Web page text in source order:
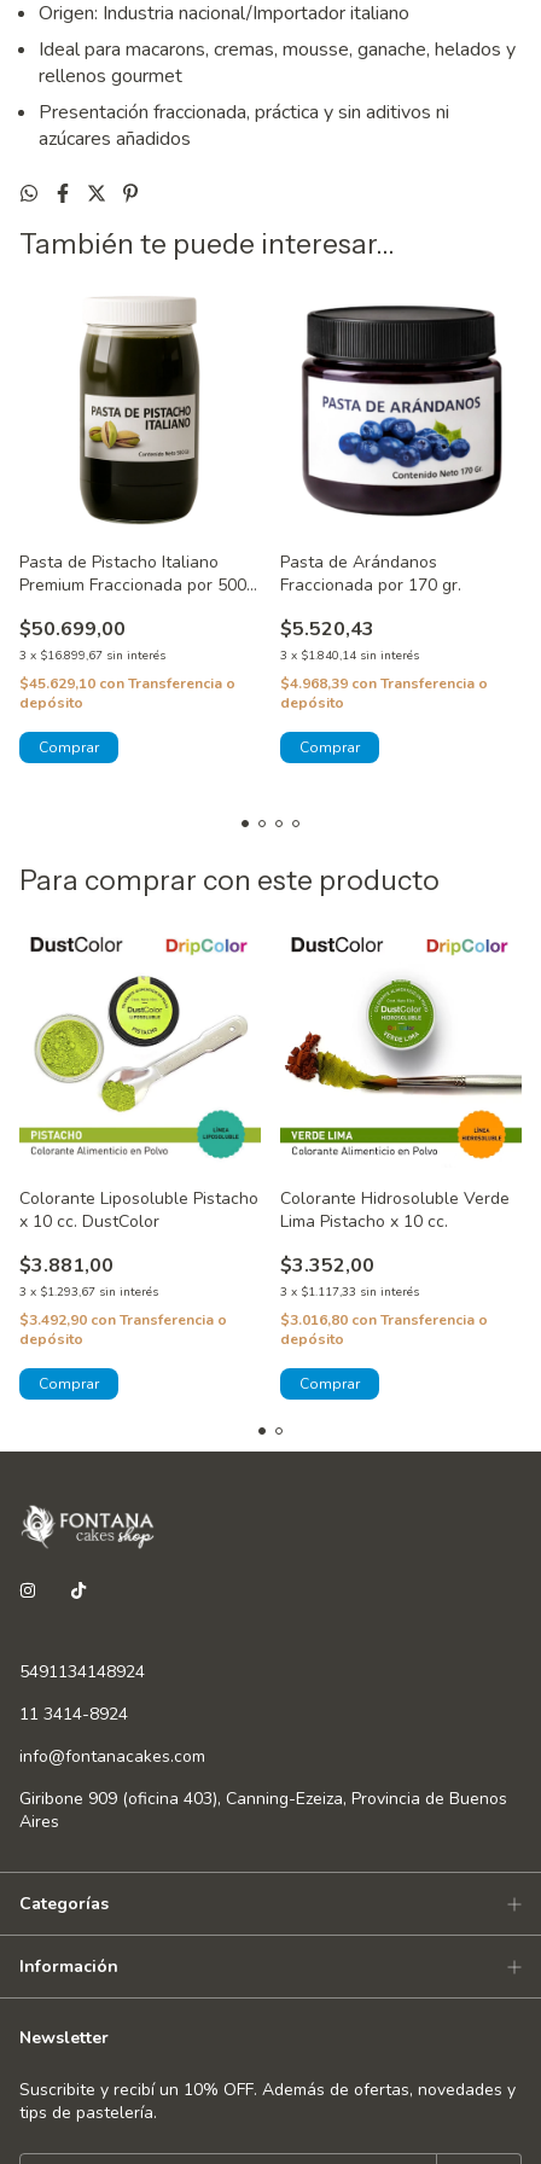
Origen: Industria nacional/Importador italiano
Ideal para macarons, cremas, mousse, ganache, helados y
rellenos gourmet
Presentación fraccionada, práctica y sin aditivos ni
azúcares añadidos
También te puede interesar...
Pasta de Pistacho Italiano
Premium Fraccionada por 500
$50.699,00
3 x $16.899,67 sin interés
$45.629,10 conTransferencia o
depósito
Pasta de Arándanos
Fraccionada por 170 gr.
$5.520,43
3 x $1.840,14 sin interés
$4.968,39 conTransferencia o
depósito
Para comprar con este producto
Colorante Liposoluble Pistacho
x 10 cc. DustColor
$3.881,00
3 x $1.293,67 sin interés
$3.492,90 conTransferencia o
depósito
Colorante Hidrosoluble Verde
Lima Pistacho x 10 cc.
$3.352,00
3 x $1.117,33 sin interés
$3.016,80 conTransferencia o
depósito
5491134148924
11 3414-8924
info@fontanacakes.com
Giribone 909 (oficina 403), Canning-Ezeiza, Provincia de Buenos
Aires
Categorías
Información
Newsletter
Suscribite y recibí un 10% OFF. Además de ofertas, novedades y
tips de pastelería.